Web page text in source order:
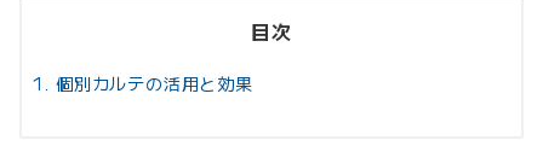
目次
個別カルテの活用と効果